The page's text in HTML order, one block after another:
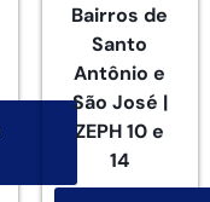
Bairros de
Santo
Antônio e
São José |
ZEPH 10 e
14